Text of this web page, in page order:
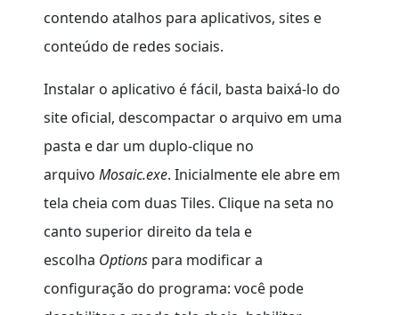
contendo atalhos para aplicativos, sites e
conteúdo de redes sociais.
Instalar o aplicativo é fácil, basta baixá-lo do
site oficial, descompactar o arquivo em uma
pasta e dar um duplo-clique no
arquivoMosaic.exe. Inicialmente ele abre em
tela cheia com duas Tiles. Clique na seta no
canto superior direito da tela e
escolha Options para modificar a
configuração do programa: você pode